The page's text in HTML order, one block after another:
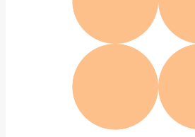
Электрическая зубная
14 000 ₽
Добавить в вишлист